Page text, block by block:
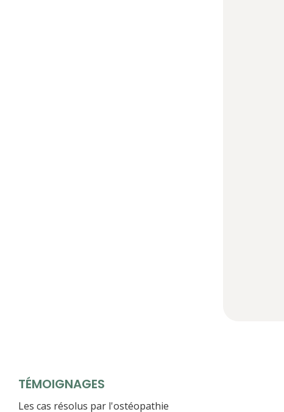
TÉMOIGNAGES
Les cas résolus par l'ostéopathie